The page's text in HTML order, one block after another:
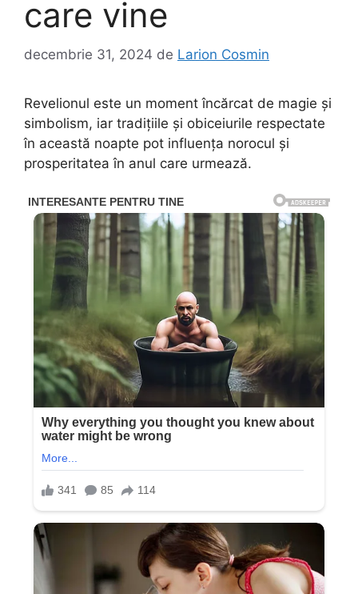
care vine
decembrie 31, 2024 de Larion Cosmin
Revelionul este un moment încărcat de magie și
simbolism, iar tradițiile și obiceiurile respectate
în această noapte pot influența norocul și
prosperitatea în anul care urmează.